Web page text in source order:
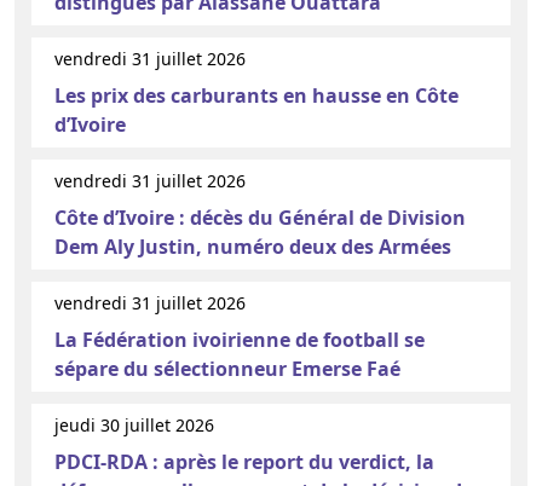
vendredi 31 juillet 2026
Les prix des carburants en hausse en Côte
d’Ivoire
vendredi 31 juillet 2026
Côte d’Ivoire : décès du Général de Division
Dem Aly Justin, numéro deux des Armées
vendredi 31 juillet 2026
La Fédération ivoirienne de football se
sépare du sélectionneur Emerse Faé
jeudi 30 juillet 2026
PDCI-RDA : après le report du verdict, la